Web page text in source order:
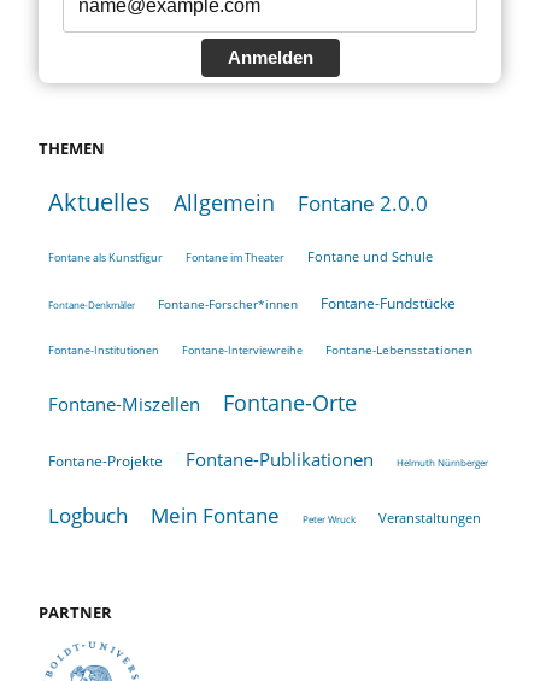
Anmelden
THEMEN
Aktuelles Allgemein Fontane 2.0.0
Fontane als Kunstfigur Fontane im Theater Fontane und Schule
Fontane-Denkmäler Fontane-Forscher*innen Fontane-Fundstücke
Fontane-Institutionen Fontane-Interviewreihe Fontane-Lebensstationen
Fontane-Miszellen Fontane-Orte
Fontane-Projekte Fontane-Publikationen Helmuth Nürnberger
Logbuch Mein Fontane Peter Wruck Veranstaltungen
PARTNER